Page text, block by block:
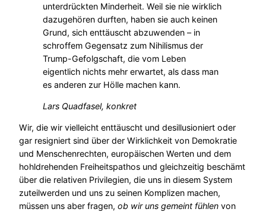
unterdrückten Minderheit. Weil sie nie wirklich
dazugehören durften, haben sie auch keinen
Grund, sich enttäuscht abzuwenden – in
schroffem Gegensatz zum Nihilismus der
Trump-Gefolgschaft, die vom Leben
eigentlich nichts mehr erwartet, als dass man
es anderen zur Hölle machen kann.
Lars Quadfasel, konkret
Wir, die wir vielleicht enttäuscht und desillusioniert oder
gar resigniert sind über der Wirklichkeit von Demokratie
und Menschenrechten, europäischen Werten und dem
hohldrehenden Freiheitspathos und gleichzeitig beschämt
über die relativen Privilegien, die uns in diesem System
zuteilwerden und uns zu seinen Komplizen machen,
müssen uns aber fragen, ob wir uns gemeint fühlen von